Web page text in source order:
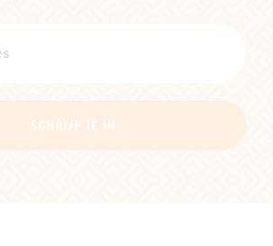
SCHRIJF JE IN